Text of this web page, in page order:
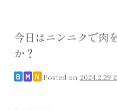
今日はニンニクで肉
か？
B M N Posted on 2024.2.29